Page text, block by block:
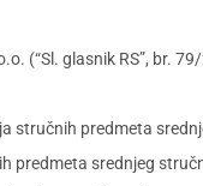
(“Sl. glasnik RS”, br.
stručnih predmeta
predmeta srednjeg